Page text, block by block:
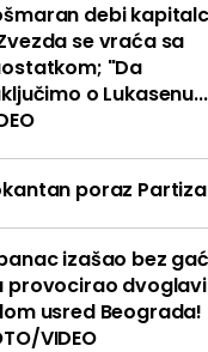
debi
se vraća sa
"Da
o
poraz
izašao bez
provocirao
usred Beograda!
VIDEO